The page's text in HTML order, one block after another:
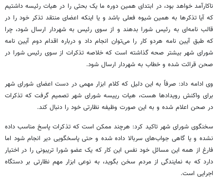
ناکارآمد خواهد بود، در ابتدای همین دوره ما یک بحثی را در هیات رئیسه داشتیم
که آیا تذکرها به همین شیوه فعلی باشد و یا اینکه اعضای منتقد تذکر خود را در
قالب نامه‌ای به رئیس شورا بدهند و از سوی رئیس به شهردار ارسال شود، چرا
که طبق آیین نامه هردو کار را می‌توان انجام داد و درباره اقدام دوم آیین نامه
شورای شهر بیشتر صحه گذاشته است که خلاصه تذکرات از سوی رئیس شورا در
صحن قرائت شده و خطاب به شهردار ارسال شود.
وی ادامه داد: صرفاً به این دلیل که کلام ابزار مهمی در دست اعضای شورای شهر
برای واکنش رویدادها هست، هیات رییسه شورای شهر تصمیم گرفت که تذکرات
در صحن اعلام شده و به این صورت وظیفه نظارتی خود را دنبال کند.
سخنگوی شورای شهر تاکید کرد: هرچند ممکن است که تذکرات پاسخ مناسب داده
نشده و یا گاهی جواب‌های سربالا داده شده و حتی پاسخگویی دیر انجام شود اما
فارغ از همه این مسائل خود نفس این کار که یک عضو شورا تریبونی را در اختیار
دارد که به نمایندگی از مردم سخن بگوید، به نوعی ابزار مهم نظارتی بر دستگاه
اجرایی است.